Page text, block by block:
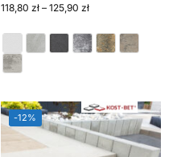
118,80 zł – 125,90 zł
-12%